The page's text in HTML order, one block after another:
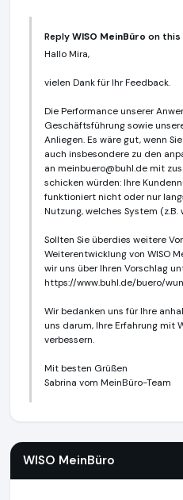
ReplyWISO MeinBüro on this
Hallo Mira,
vielen Dank für Ihr Feedback.
Die Performance unserer
Geschäftsführung sowie
Anliegen. Es wäre gut, wenn
auch insbesondere zu den
an meinbuero@buhl.de mit
schicken würden: Ihre
funktioniert nicht oder nur
Nutzung, welches System
Sollten Sie überdies weitere
Weiterentwicklung von WISO
wir uns über Ihren Vorschlag
https://www.buhl.de/buero/
Wir bedanken uns für Ihre
uns darum, Ihre Erfahrung mit
verbessern.
Mit besten Grüßen
Sabrina vom MeinBüro-Team
WISO MeinBüro